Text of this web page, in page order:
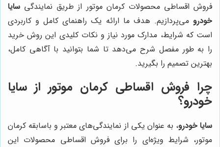
فروش اقساطی محصولات کرمان موتور از طریق نمایندگی سایا
خودرو می‌پردازیم. هدف ما ارائه یک راهنمای کامل و کاربردی
است که شرایط، مدارک مورد نیاز و نکات کلیدی این روش خرید
را به طور مفصل شرح می‌دهد تا شما بتوانید با آگاهی کامل،
بهترین تصمیم را بگیرید.
چرا فروش اقساطی کرمان موتور از سایا
خودرو؟
سایا خودرو، به عنوان یکی از نمایندگی‌های معتبر و باسابقه کرمان
موتور، شرایط ویژه‌ای را برای فروش اقساطی محصولات این